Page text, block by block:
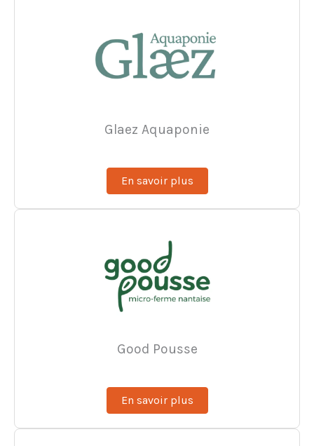
Glaez Aquaponie
En savoir plus
Good Pousse
En savoir plus